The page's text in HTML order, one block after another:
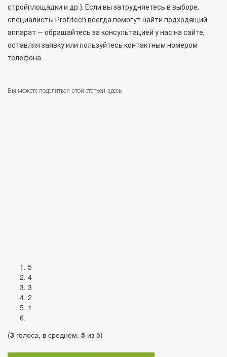
стройплощадки и др.). Если вы затрудняетесь в выборе,
специалисты Profitech всегда помогут найти подходящий
аппарат — обращайтесь за консультацией у нас на сайте,
оставляя заявку или пользуйтесь контактным номером
телефона.
Вы можете поделиться этой статьей здесь
5
4
3
2
1
(3 голоса, в среднем: 5 из 5)